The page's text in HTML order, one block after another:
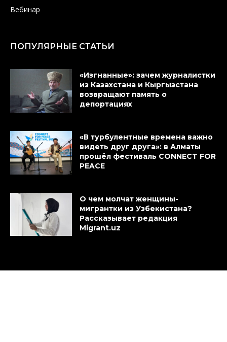
Вебинар
ПОПУЛЯРНЫЕ СТАТЬИ
«Изгнанные»: зачем журналистки
из Казахстана и Кыргызстана
возвращают память о
депортациях
«В турбулентные времена важно
видеть друг друга»: в Алматы
прошёл фестиваль CONNECT FOR
PEACE
О чем молчат женщины-
мигрантки из Узбекистана?
Рассказывает редакция
Migrant.uz